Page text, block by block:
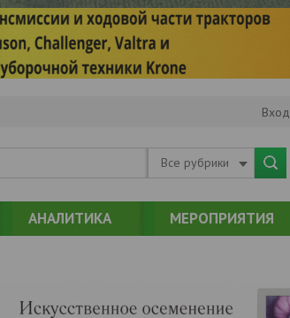
Вход
Все рубрики
АНАЛИТИКА МЕРОПРИЯТИЯ